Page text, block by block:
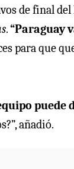
de final
.“Paraguay
para que
puede
añadió.